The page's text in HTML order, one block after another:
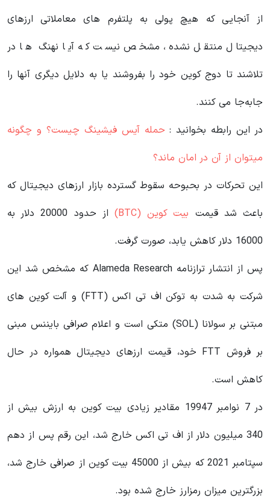
از آنجایی که هیچ پولی به پلتفرم‌ های معاملاتی ارزهای
دیجیتال منتقل نشده، مشخص نیست که آیا نهنگ‌ ها در
تلاشند تا دوج کوین خود را بفروشند یا به دلایل دیگری آنها را
جابه‌جا می‌ کنند.
در این رابطه بخوانید‌ : حمله آیس فیشینگ چیست؟ و چگونه
میتوان از آن در امان ماند؟
این تحرکات در بحبوحه سقوط گسترده‌ بازار ارزهای دیجیتال که
باعث شد قیمت بیت‌ کوین (BTC)
از حدود 20000 دلار به
16000 دلار کاهش یابد، صورت گرفت.
پس از انتشار ترازنامه Alameda Research که مشخص شد این
شرکت به شدت به توکن اف تی اکس (FTT) و آلت کوین های
مبتنی بر سولانا (SOL) متکی است و اعلام صرافی بایننس مبنی
بر فروش FTT خود، قیمت ارزهای دیجیتال همواره در حال
کاهش است.
در 7 نوامبر 19947 مقادیر زیادی بیت کوین به ارزش بیش از
340 میلیون دلار از اف تی اکس خارج شد، این رقم پس از دهم
سپتامبر 2021 که بیش از 45000 بیت کوین از صرافی خارج شد،
بزرگترین میزان رمزارز خارج شده بود.